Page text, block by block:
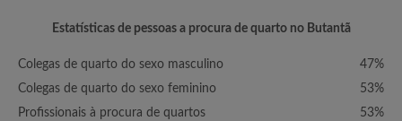
Estatísticas de pessoas a procura de quarto no Butantã
Colegas de quarto do sexo masculino
47%
Colegas de quarto do sexo feminino
53%
Profissionais à procura de quartos
53%